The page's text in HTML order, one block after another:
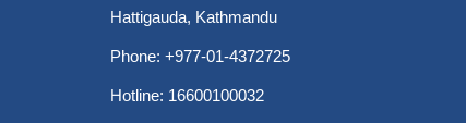
Hattigauda, Kathmandu
Phone: +977-01-4372725
Hotline: 16600100032